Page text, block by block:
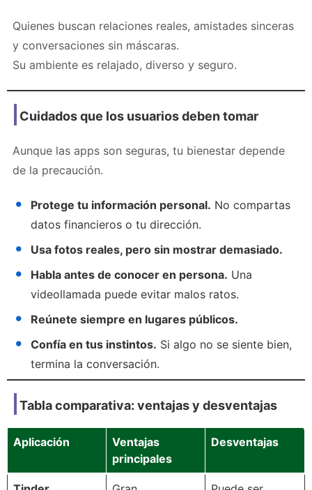
Quienes buscan relaciones reales, amistades sinceras
y conversaciones sin máscaras.
Su ambiente es relajado, diverso y seguro.
Cuidados que los usuarios deben tomar
Aunque las apps son seguras, tu bienestar depende
de la precaución.
Protege tu información personal. No compartas
datos financieros o tu dirección.
Usa fotos reales, pero sin mostrar demasiado.
Habla antes de conocer en persona. Una
videollamada puede evitar malos ratos.
Reúnete siempre en lugares públicos.
Confía en tus instintos. Si algo no se siente bien,
termina la conversación.
Tabla comparativa: ventajas y desventajas
Aplicación
Ventajas
principales
Desventajas